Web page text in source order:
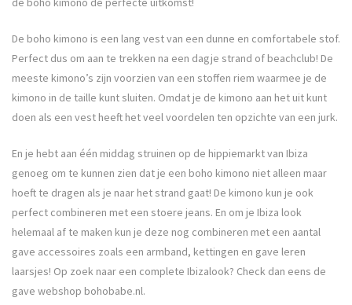
De boho kimono is een lang vest van een dunne en comfortabele stof.
Perfect dus om aan te trekken na een dagje strand of beachclub! De
meeste kimono’s zijn voorzien van een stoffen riem waarmee je de
kimono in de taille kunt sluiten. Omdat je de kimono aan het uit kunt
doen als een vest heeft het veel voordelen ten opzichte van een jurk.
En je hebt aan één middag struinen op de hippiemarkt van Ibiza
genoeg om te kunnen zien dat je een boho kimono niet alleen maar
hoeft te dragen als je naar het strand gaat! De kimono kun je ook
perfect combineren met een stoere jeans. En om je Ibiza look
helemaal af te maken kun je deze nog combineren met een aantal
gave accessoires zoals een armband, kettingen en gave leren
laarsjes! Op zoek naar een complete Ibizalook? Check dan eens de
gave webshop bohobabe.nl.